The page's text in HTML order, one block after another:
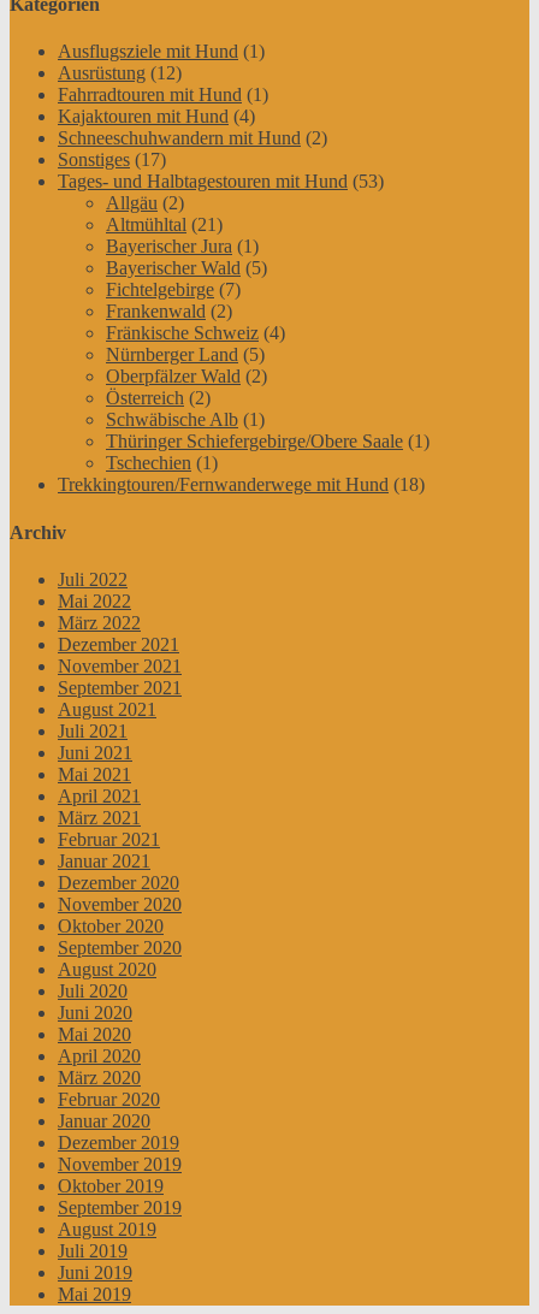
Kategorien
Ausflugsziele mit Hund (1)
Ausrüstung (12)
Fahrradtouren mit Hund (1)
Kajaktouren mit Hund (4)
Schneeschuhwandern mit Hund (2)
Sonstiges (17)
Tages- und Halbtagestouren mit Hund (53)
Allgäu (2)
Altmühltal (21)
Bayerischer Jura (1)
Bayerischer Wald (5)
Fichtelgebirge (7)
Frankenwald (2)
Fränkische Schweiz (4)
Nürnberger Land (5)
Oberpfälzer Wald (2)
Österreich (2)
Schwäbische Alb (1)
Thüringer Schiefergebirge/Obere Saale (1)
Tschechien (1)
Trekkingtouren/Fernwanderwege mit Hund (18)
Archiv
Juli 2022
Mai 2022
März 2022
Dezember 2021
November 2021
September 2021
August 2021
Juli 2021
Juni 2021
Mai 2021
April 2021
März 2021
Februar 2021
Januar 2021
Dezember 2020
November 2020
Oktober 2020
September 2020
August 2020
Juli 2020
Juni 2020
Mai 2020
April 2020
März 2020
Februar 2020
Januar 2020
Dezember 2019
November 2019
Oktober 2019
September 2019
August 2019
Juli 2019
Juni 2019
Mai 2019